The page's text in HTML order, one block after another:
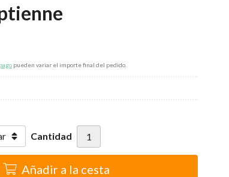
pago pueden variar el importe final del pedido.
Cantidad
Añadir a la cesta